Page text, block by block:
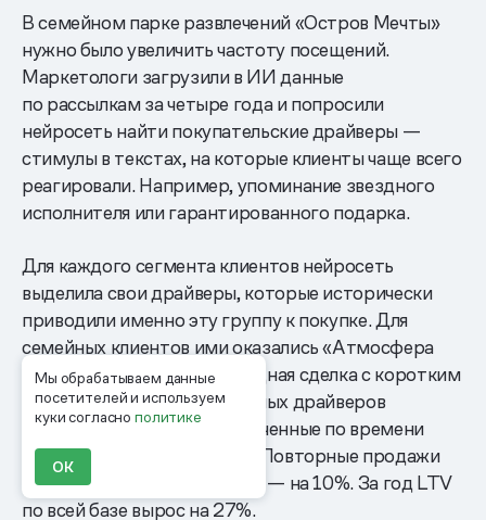
Мы обрабатываем данные
посетителей и используем
куки согласнополитике
ОК
В семейном парке развлечений «Остров Мечты»
нужно было увеличить частоту посещений.
Маркетологи загрузили в ИИ данные
по рассылкам за четыре года и попросили
нейросеть найти покупательские драйверы —
стимулы в текстах, на которые клиенты чаще всего
реагировали. Например, упоминание звездного
исполнителя или гарантированного подарка.
Для каждого сегмента клиентов нейросеть
выделила свои драйверы, которые исторически
приводили именно эту группу к покупке. Для
семейных клиентов ими оказались «Атмосфера
праздника» и «FOMO: выгодная сделка с коротким
сроком». На основе найденных драйверов
компания запустила ограниченные по времени
акции на семейные билеты. Повторные продажи
выросли на 3%, средний чек — на 10%. За год LTV
по всей базе вырос на 27%.